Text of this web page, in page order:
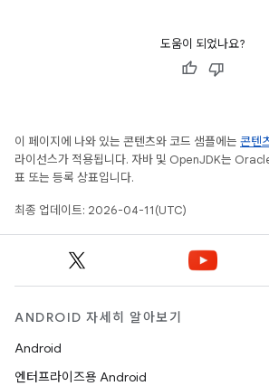
도움이 되었나요?
이 페이지에 나와 있는 콘텐츠와 코드 샘플에는 콘텐
라이선스가 적용됩니다. 자바 및 OpenJDK는
표 또는 등록 상표입니다.
최종 업데이트: 2026-04-11(UTC)
ANDROID 자세히 알아보기
Android
엔터프라이즈용 Android